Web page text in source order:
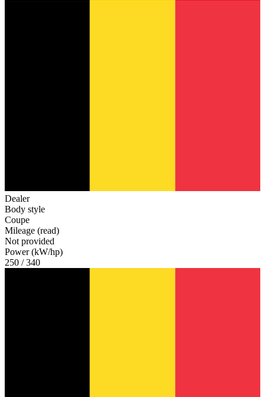
Dealer
Body style
Coupe
Mileage (read)
Not provided
Power (kW/hp)
250 / 340